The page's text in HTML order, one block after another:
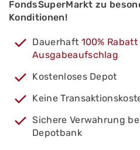
FondsSuperMarkt zu
Konditionen!
Dauerhaft 100%
Ausgabeaufschlag
Kostenloses Depot
Keine
Sichere Verwahrung
Depotbank